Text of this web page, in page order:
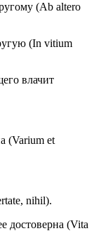
(Ab altero
(In vitium
влачит
(Varium et
nihil).
достоверна (Vita